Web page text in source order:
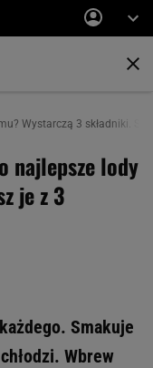
Wystarczą 3 składniki.
najlepsze lody
je z 3
Smakuje
Wbrew